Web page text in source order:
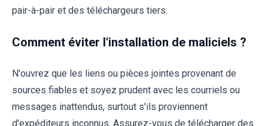
pair-à-pair et des téléchargeurs tiers.
Comment éviter l'installation de maliciels ?
N'ouvrez que les liens ou pièces jointes provenant de
sources fiables et soyez prudent avec les courriels ou
messages inattendus, surtout s'ils proviennent
d'expéditeurs inconnus. Assurez-vous de télécharger des